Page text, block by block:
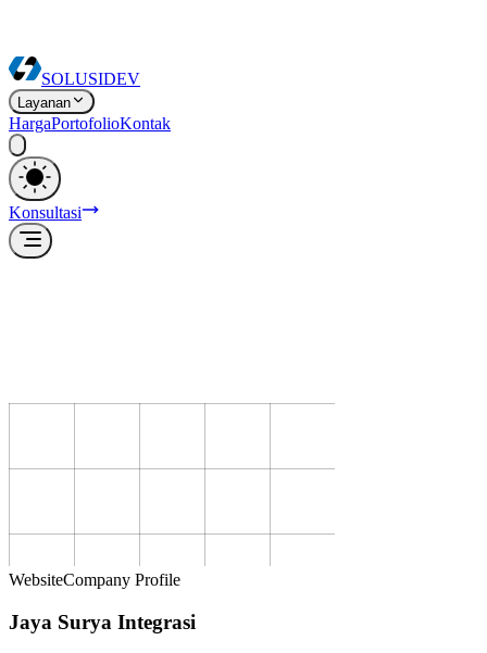
SOLUSIDEV
Layanan
HargaPortofolioKontak
Konsultasi
WebsiteCompany Profile
Jaya Surya Integrasi